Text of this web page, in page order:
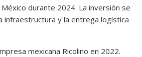
durante 2024. La inversión se
infraestructura y la entrega logística
mexicana Ricolino en 2022.